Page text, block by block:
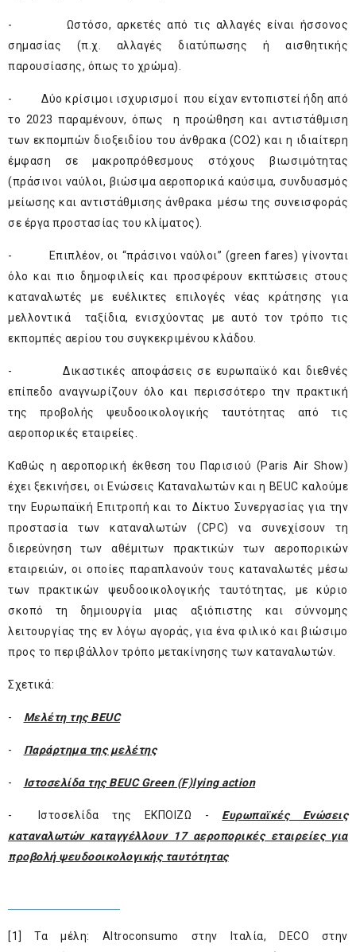
- Ωστόσο, αρκετές από τις αλλαγές είναι ήσσονος
σημασίας (π.χ. αλλαγές διατύπωσης ή αισθητικής
παρουσίασης, όπως το χρώμα).
- Δύο κρίσιμοι ισχυρισμοί που είχαν εντοπιστεί ήδη από
το 2023 παραμένουν, όπως η προώθηση και αντιστάθμιση
των εκπομπών διοξειδίου του άνθρακα (CO2) και η ιδιαίτερη
έμφαση σε μακροπρόθεσμους στόχους βιωσιμότητας
(πράσινοι ναύλοι, βιώσιμα αεροπορικά καύσιμα, συνδυασμός
μείωσης και αντιστάθμισης άνθρακα μέσω της συνεισφοράς
σε έργα προστασίας του κλίματος).
- Επιπλέον, οι “πράσινοι ναύλοι” (green fares) γίνονται
όλο και πιο δημοφιλείς και προσφέρουν εκπτώσεις στους
καταναλωτές με ευέλικτες επιλογές νέας κράτησης για
μελλοντικά ταξίδια, ενισχύοντας με αυτό τον τρόπο τις
εκπομπές αερίου του συγκεκριμένου κλάδου.
- Δικαστικές αποφάσεις σε ευρωπαϊκό και διεθνές
επίπεδο αναγνωρίζουν όλο και περισσότερο την πρακτική
της προβολής ψευδοοικολογικής ταυτότητας από τις
αεροπορικές εταιρείες.
Καθώς η αεροπορική έκθεση του Παρισιού (Paris Air Show)
έχει ξεκινήσει, οι Ενώσεις Καταναλωτών και η BEUC καλούμε
την Ευρωπαϊκή Επιτροπή και το Δίκτυο Συνεργασίας για την
προστασία των καταναλωτών (CPC) να συνεχίσουν τη
διερεύνηση των αθέμιτων πρακτικών των αεροπορικών
εταιρειών, οι οποίες παραπλανούν τους καταναλωτές μέσω
των πρακτικών ψευδοοικολογικής ταυτότητας, με κύριο
σκοπό τη δημιουργία μιας αξιόπιστης και σύννομης
λειτουργίας της εν λόγω αγοράς, για ένα φιλικό και βιώσιμο
προς το περιβάλλον τρόπο μετακίνησης των καταναλωτών.
Σχετικά:
- Μελέτη της BEUC
- Παράρτημα της μελέτης
- Ιστοσελίδα της BEUC Green (F)lying action
- Ιστοσελίδα της ΕΚΠΟΙΖΩ - Ευρωπαϊκές Ενώσεις
καταναλωτών καταγγέλλουν 17 αεροπορικές εταιρείες για
προβολή ψευδοοικολογικής ταυτότητας
[1]
Τα μέλη: Altroconsumo στην Ιταλία, DECO στην